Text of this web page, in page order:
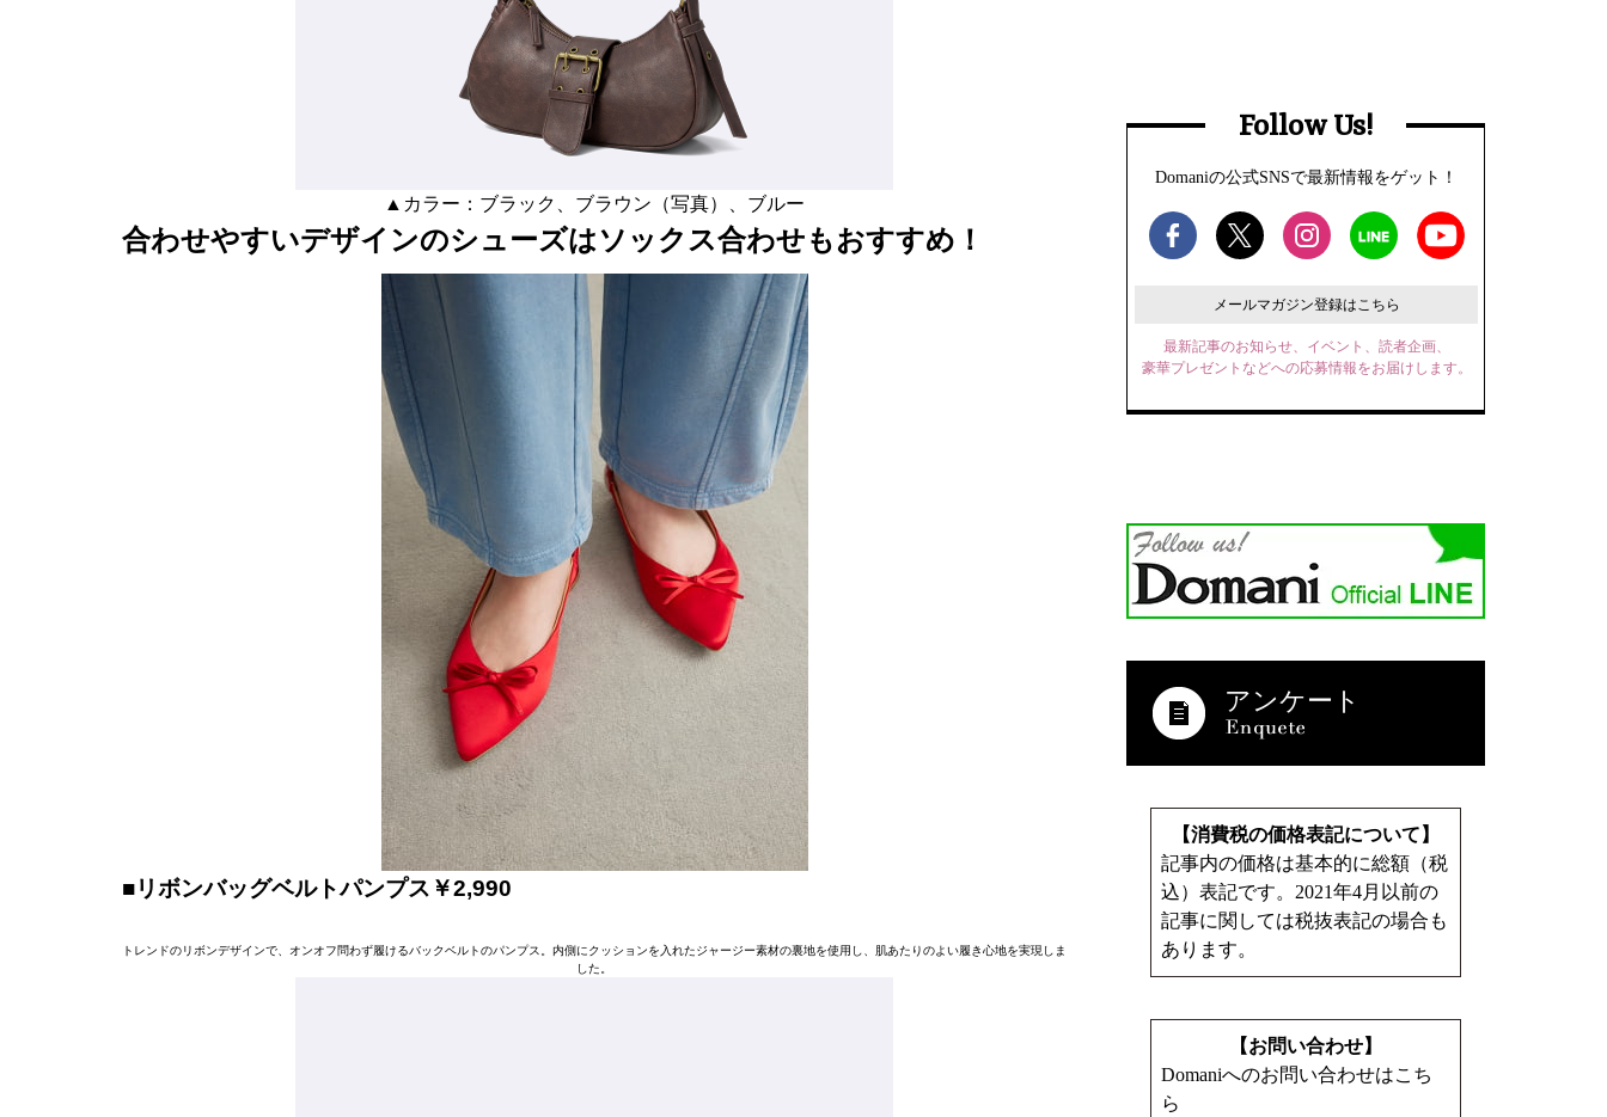
▲カラー：ブラック、ブラウン（写真）、ブルー
合わせやすいデザインのシューズはソックス合わせもおすすめ！
■リボンバッグベルトパンプス￥2,990
トレンドのリボンデザインで、オンオフ問わず履けるバックベルトのパンプス。内側にクッションを入れたジャージー素材の裏地を使用し、肌あたりのよい履き心地を実現しま
した。
Follow Us!
Domaniの公式SNSで最新情報をゲット！
メールマガジン登録はこちら
最新記事のお知らせ、イベント、読者企画、
豪華プレゼントなどへの応募情報をお届けします。
アンケート
【消費税の価格表記について】
記事内の価格は基本的に総額（税
込）表記です。2021年4月以前の
記事に関しては税抜表記の場合も
あります。
【お問い合わせ】
Domaniへのお問い合わせはこち
ら